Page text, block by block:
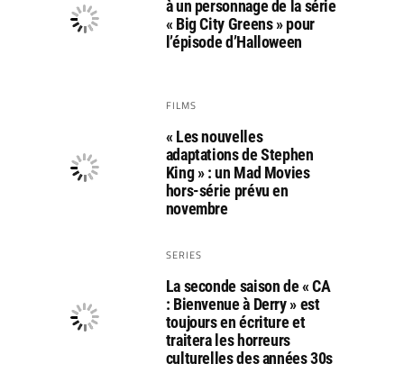
à un personnage de la série
« Big City Greens » pour
l’épisode d’Halloween
FILMS
« Les nouvelles
adaptations de Stephen
King » : un Mad Movies
hors-série prévu en
novembre
SERIES
La seconde saison de « CA
: Bienvenue à Derry » est
toujours en écriture et
traitera les horreurs
culturelles des années 30s